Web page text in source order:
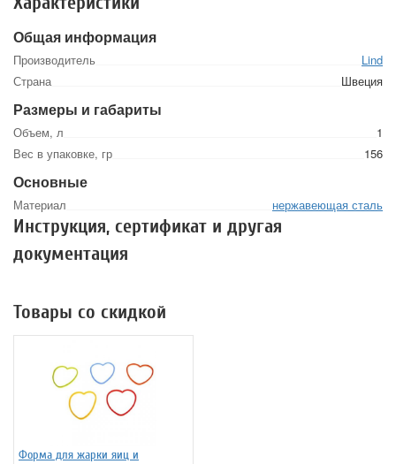
Общая информация
Производитель
Lind
Страна
Швеция
Размеры и габариты
Объем, л
1
Вес в упаковке, гр
156
Основные
Материал нержавеющая сталь
Инструкция, сертификат и другая
документация
Товары со скидкой
Форма для жарки яиц и